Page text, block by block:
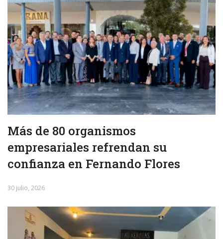
Más de 80 organismos
empresariales refrendan su
confianza en Fernando Flores
30 julio, 2026